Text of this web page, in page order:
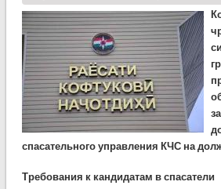
спасательного управления КЧС на
Требования к кандидатам в спасатели